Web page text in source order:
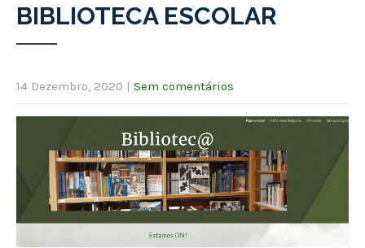
BIBLIOTECA ESCOLAR
14 Dezembro, 2020 | Sem comentários